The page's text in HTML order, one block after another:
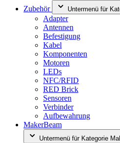
Zubehör
Untermenü für
Adapter
Antennen
Befestigung
Kabel
Komponenten
Motoren
LEDs
NFC/RFID
RED Brick
Sensoren
Verbinder
Aufbewahrung
MakerBeam
Untermenü für Kategorie